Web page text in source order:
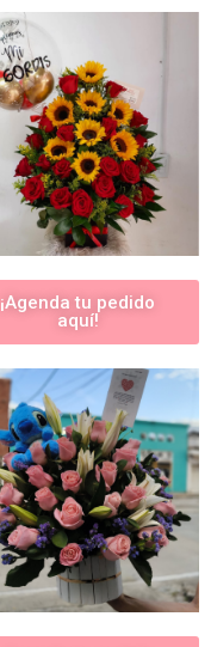
¡Agenda tu pedido
aquí!